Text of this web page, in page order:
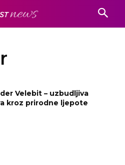
Velebit – uzbudljiva
kroz prirodne ljepote